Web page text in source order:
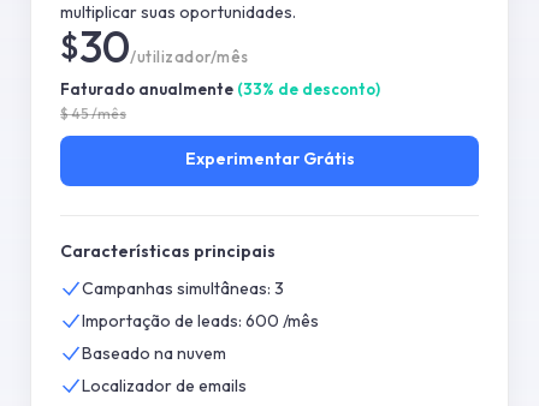
multiplicar suas oportunidades.
$30/utilizador/mês
Faturado anualmente (33% de desconto)
$45/mês
Experimentar Grátis
Características principais
Campanhas simultâneas: 3
Importação de leads: 600 /mês
Baseado na nuvem
Localizador de emails